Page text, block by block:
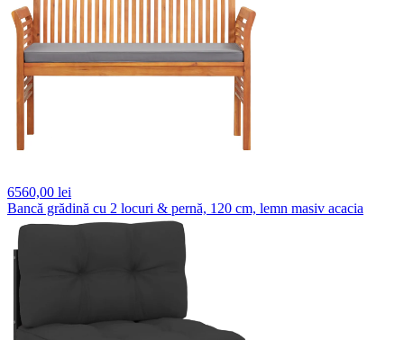
6560,00 lei
Bancă grădină cu 2 locuri & pernă, 120 cm, lemn masiv acacia